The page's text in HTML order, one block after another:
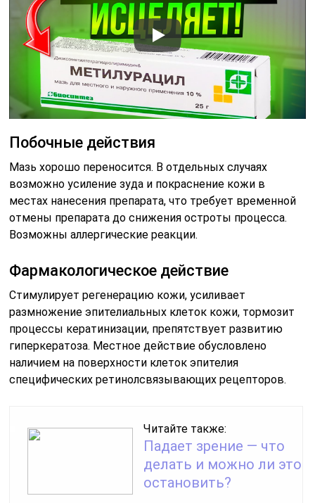
Побочные действия
Мазь хорошо переносится. В отдельных случаях
возможно усиление зуда и покраснение кожи в
местах нанесения препарата, что требует временной
отмены препарата до снижения остроты процесса.
Возможны аллергические реакции.
Фармакологическое действие
Стимулирует регенерацию кожи, усиливает
размножение эпителиальных клеток кожи, тормозит
процессы кератинизации, препятствует развитию
гиперкератоза. Местное действие обусловлено
наличием на поверхности клеток эпителия
специфических ретинолсвязывающих рецепторов.
Читайте также:
Падает зрение — что
делать и можно ли это
остановить?